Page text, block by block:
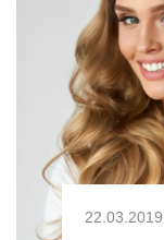
22.03.2019